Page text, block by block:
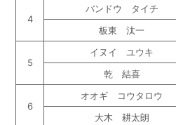
4
バンドウ タイチ
板東 汰一
5
イヌイ ユウキ
乾 結喜
6
オオギ コウタロウ
大木 耕太朗